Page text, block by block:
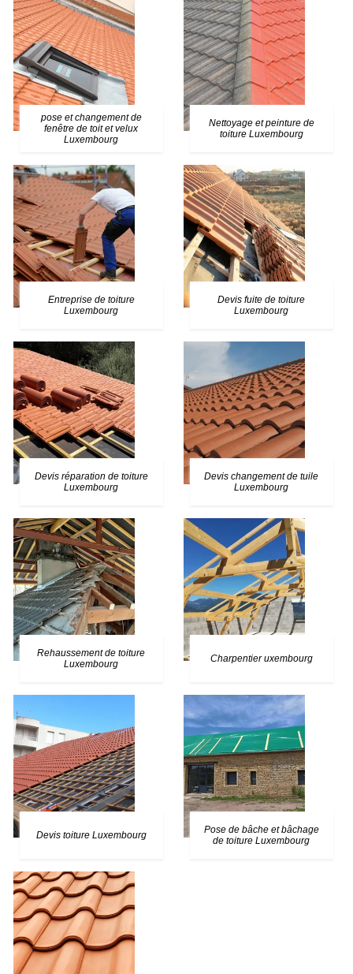
pose et changement de
fenêtre de toit et velux
Luxembourg
Nettoyage et peinture de
toiture Luxembourg
Entreprise de toiture
Luxembourg
Devis fuite de toiture
Luxembourg
Devis réparation de toiture
Luxembourg
Devis changement de tuile
Luxembourg
Rehaussement de toiture
Luxembourg
Charpentier uxembourg
Devis toiture Luxembourg
Pose de bâche et bâchage
de toiture Luxembourg